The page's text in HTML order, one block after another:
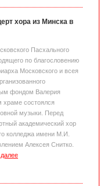
хора из Минска в
Пасхального
по благословению
Московского и всея
фондом Валерия
храме состоялся
музыки. Перед
академический хор
колледжа имени М.И.
Алексея Снитко.